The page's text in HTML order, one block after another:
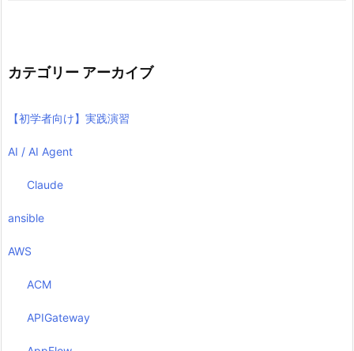
カテゴリー アーカイブ
【初学者向け】実践演習
AI / AI Agent
Claude
ansible
AWS
ACM
APIGateway